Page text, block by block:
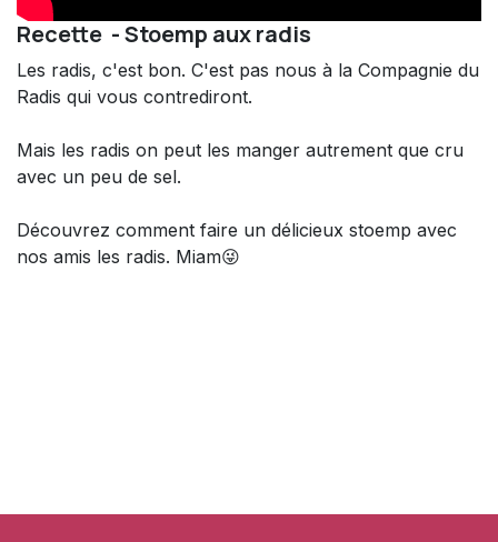
Recette - Stoemp aux radis
Les radis, c'est bon. C'est pas nous à la Compagnie du
Radis qui vous contrediront.
Mais les radis on peut les manger autrement que cru
avec un peu de sel.
Découvrez comment faire un délicieux stoemp avec
nos amis les radis. Miam😜